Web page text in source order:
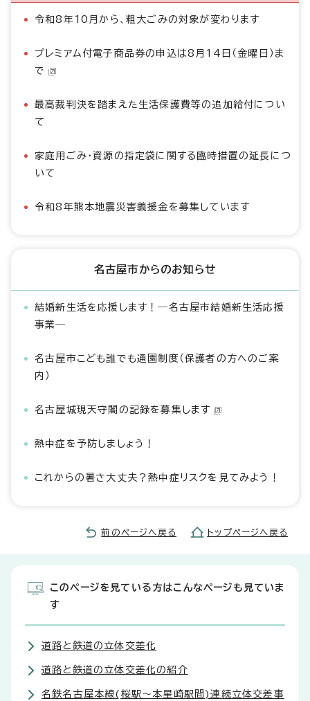
令和8年10月から、粗大ごみの対象が変わります
プレミアム付電子商品券の申込は8月14日（金曜日）ま
で
最高裁判決を踏まえた生活保護費等の追加給付につい
て
家庭用ごみ・資源の指定袋に関する臨時措置の延長につ
いて
令和8年熊本地震災害義援金を募集しています
名古屋市からのお知らせ
結婚新生活を応援します！―名古屋市結婚新生活応援
事業―
名古屋市こども誰でも通園制度（保護者の方へのご案
内）
名古屋城現天守閣の記録を募集します
熱中症を予防しましょう！
これからの暑さ大丈夫？熱中症リスクを見てみよう！
前のページへ戻る トップページへ戻る
このページを見ている方はこんなページも見ていま
す
道路と鉄道の立体交差化
道路と鉄道の立体交差化の紹介
名鉄名古屋本線(桜駅～本星崎駅間)連続立体交差事